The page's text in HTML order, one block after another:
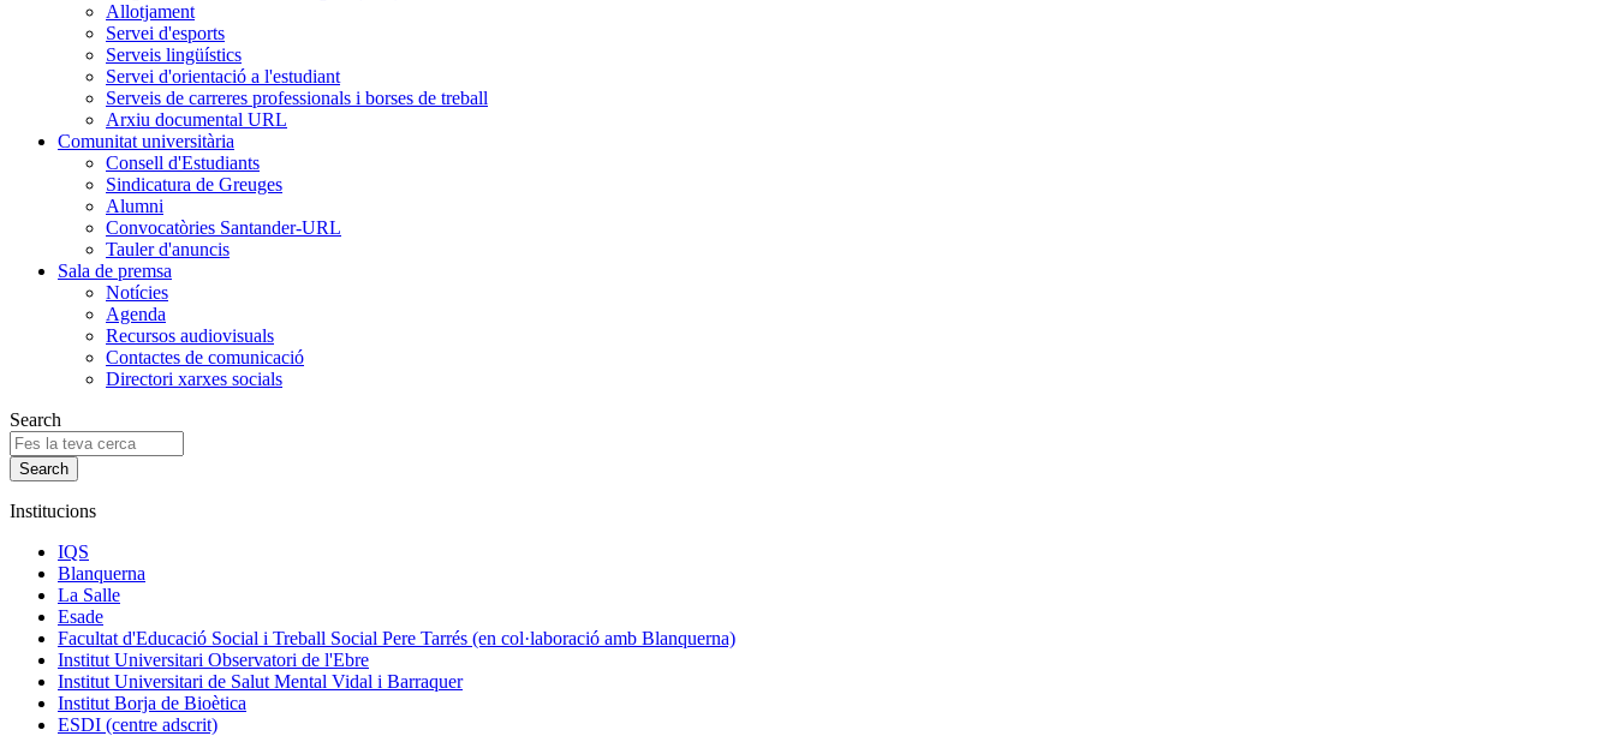
Allotjament
Servei d'esports
Serveis lingüístics
Servei d'orientació a l'estudiant
Serveis de carreres professionals i borses de treball
Arxiu documental URL
Comunitat universitària
Consell d'Estudiants
Sindicatura de Greuges
Alumni
Convocatòries Santander-URL
Tauler d'anuncis
Sala de premsa
Notícies
Agenda
Recursos audiovisuals
Contactes de comunicació
Directori xarxes socials
Search
Institucions
IQS
Blanquerna
La Salle
Esade
Facultat d'Educació Social i Treball Social Pere Tarrés (en col·laboració amb Blanquerna)
Institut Universitari Observatori de l'Ebre
Institut Universitari de Salut Mental Vidal i Barraquer
Institut Borja de Bioètica
ESDI (centre adscrit)